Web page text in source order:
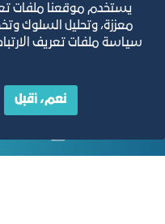
الفرص
يستخدم موقعنا ملفات
معززة، وتحليل السلوك
سياسة ملفات تعريف
نعم، أقبل